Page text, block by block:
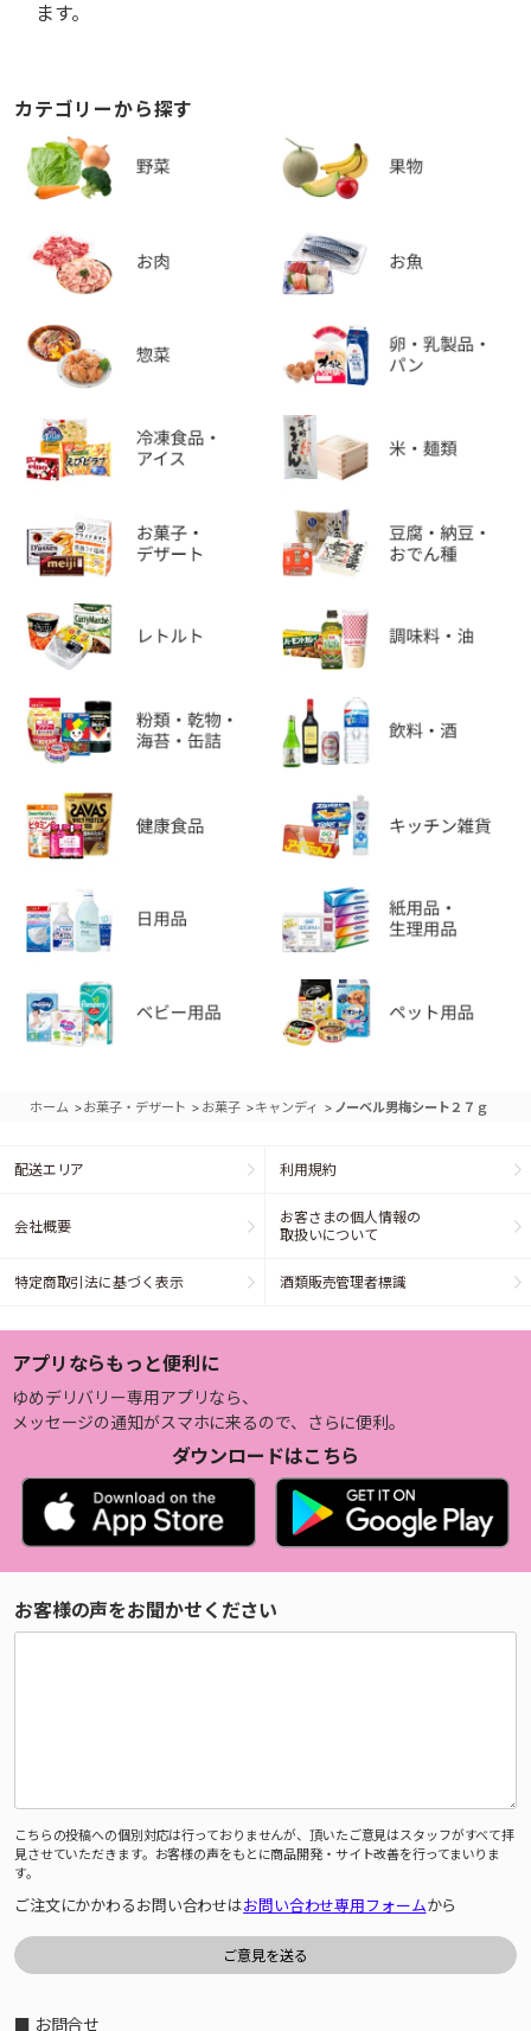
ます。
カテゴリーから探す
ホーム >お菓子・デザート > お菓子 >キャンディ > ノーベル男梅シート２７ｇ
配送エリア 利用規約
会社概要
お客さまの個人情報の
取扱いについて
特定商取引法に基づく表示 酒類販売管理者標識
アプリならもっと便利に
ゆめデリバリー専用アプリなら、
メッセージの通知がスマホに来るので、さらに便利。
ダウンロードはこちら
お客様の声をお聞かせください
こちらの投稿への個別対応は行っておりませんが、頂いたご意見はスタッフがすべて拝
見させていただきます。お客様の声をもとに商品開発・サイト改善を行ってまいりま
す。
ご注文にかかわるお問い合わせはお問い合わせ専用フォームから
■ お問合せ